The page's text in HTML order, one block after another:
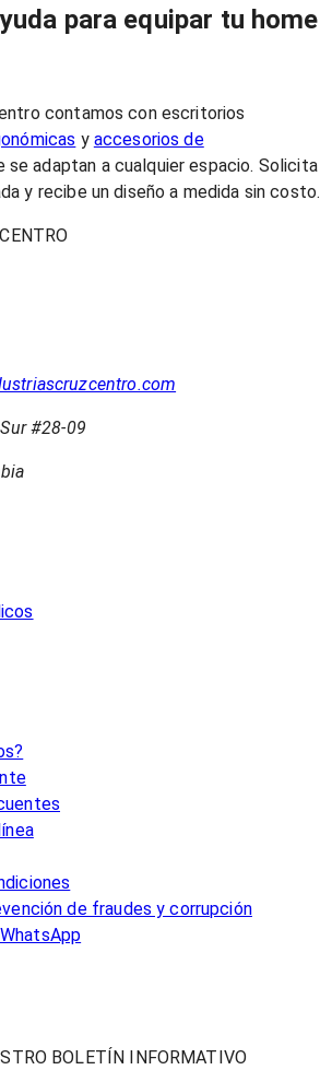
para equipar tu home
contamos con escritorios
y accesorios de
se adaptan a cualquier espacio. Solicita
y recibe un diseño a medida sin costo.
#28-09
de fraudes y corrupción
BOLETÍN INFORMATIVO